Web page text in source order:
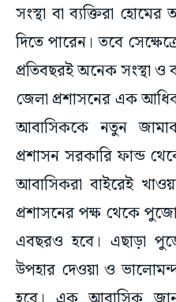
সংস্থা বা ব্যক্তিরা
দিতে পারেন। তবে
প্রতিবছরই অনেক সংস্থা ও
জেলা প্রশাসনের এক
আবাসিককে নতুন
প্রশাসন সরকারি ফান্ড
আবাসিকরা বাইরেই
প্রশাসনের পক্ষ থেকে পুজো
এবছরও হবে। এছাড়া
উপহার দেওয়া ও